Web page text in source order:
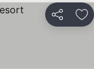
Dela